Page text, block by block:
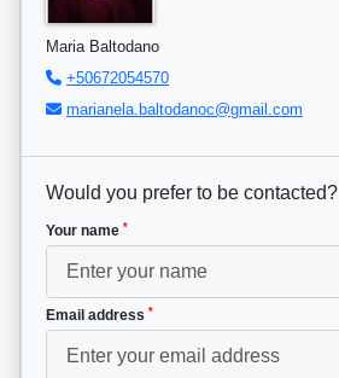
Maria Baltodano
+50672054570
marianela.baltodanoc@gmail.com
Would you prefer to be contacted?
Your name *
Email address *